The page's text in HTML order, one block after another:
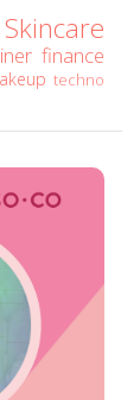
Skincare
finance
techno